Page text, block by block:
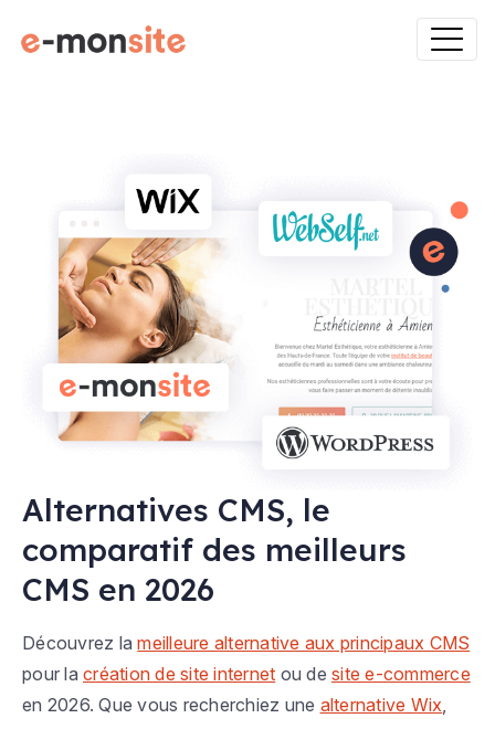
Alternatives CMS, le
comparatif des meilleurs
CMS en 2026
Découvrez lameilleure alternative aux principaux CMS
pour la création de site internet ou de site e-commerce
en 2026. Que vous recherchiez une alternative Wix